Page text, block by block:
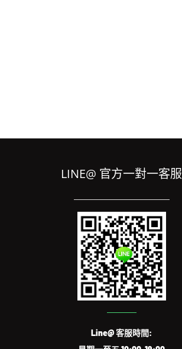
LINE@ 官方一對一客服
Line@ 客服時間: